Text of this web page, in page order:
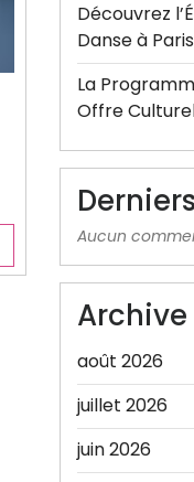
Découvrez
Danse à Paris
La
Offre
Aucun
Archive
août 2026
juillet 2026
juin 2026